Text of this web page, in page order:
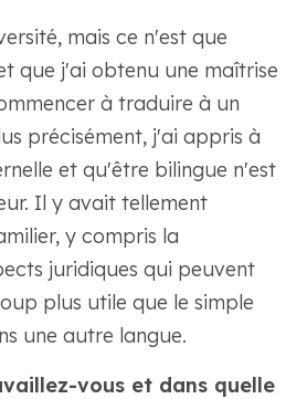
mais ce n'est que
que j'ai obtenu une maîtrise
à traduire à un
précisément, j'ai appris à
et qu'être bilingue n'est
Il y avait tellement
y compris la
juridiques qui peuvent
plus utile que le simple
une autre langue.
vous et dans quelle